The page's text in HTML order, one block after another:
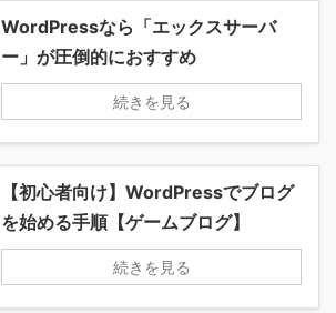
WordPressなら「エックスサーバ
ー」が圧倒的におすすめ
続きを見る
【初心者向け】WordPressでブログ
を始める手順【ゲームブログ】
続きを見る